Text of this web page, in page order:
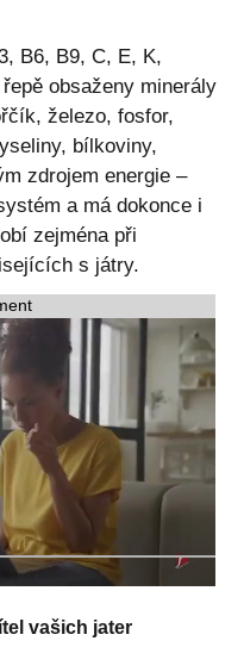
B6, B9, C, E, K,
obsaženy minerály
železo, fosfor,
bílkoviny,
zdrojem energie –
a má dokonce i
zejména při
s játry.
vašich jater